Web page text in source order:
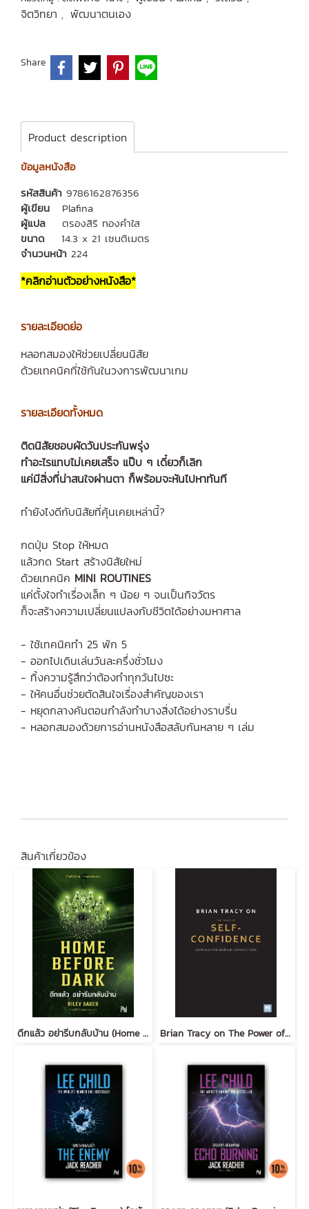
จิตวิทยา , พัฒนาตนเอง
Share
Product description
ข้อมูลหนังสือ
รหัสสินค้า 9786162876356
ผู้เขียน Plafina
ผู้แปล ตรองสิริ ทองคำใส
ขนาด 14.3 x 21 เซนติเมตร
จำนวนหน้า 224
*คลิกอ่านตัวอย่างหนังสือ*
รายละเอียดย่อ
หลอกสมองให้ช่วยเปลี่ยนนิสัย
ด้วยเทคนิคที่ใช้กันในวงการพัฒนาเกม
รายละเอียดทั้งหมด
ติดนิสัยชอบผัดวันประกันพรุ่ง
ทำอะไรแทบไม่เคยเสร็จ แป๊บ ๆ เดี๋ยวก็เลิก
แค่มีสิ่งที่น่าสนใจผ่านตา ก็พร้อมจะหันไปหาทันที
ทำยังไงดีกับนิสัยที่คุ้นเคยเหล่านี้?
กดปุ่ม Stop ให้หมด
แล้วกด Start สร้างนิสัยใหม่
ด้วยเทคนิค MINI ROUTINES
แค่ตั้งใจทำเรื่องเล็ก ๆ น้อย ๆ จนเป็นกิจวัตร
ก็จะสร้างความเปลี่ยนแปลงกับชีวิตได้อย่างมหาศาล
- ใช้เทคนิคทำ 25 พัก 5
- ออกไปเดินเล่นวันละครึ่งชั่วโมง
- ทิ้งความรู้สึกว่าต้องทำทุกวันไปซะ
- ให้คนอื่นช่วยตัดสินใจเรื่องสำคัญของเรา
- หยุดกลางคันตอนกำลังทำบางสิ่งได้อย่างราบรื่น
- หลอกสมองด้วยการอ่านหนังสือสลับกันหลาย ๆ เล่ม
สินค้าเกี่ยวข้อง
ดึกแล้ว อย่ารีบกลับบ้าน (Home Before Dark) Brian Tracy on The Power of Self-Confidence